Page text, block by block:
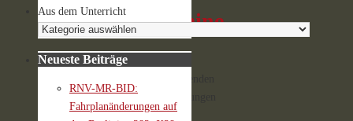
Termine
Weitere
Aus dem Unterricht
Neueste Beiträge
RNV-MR-BID:
Fahrplanänderungen auf